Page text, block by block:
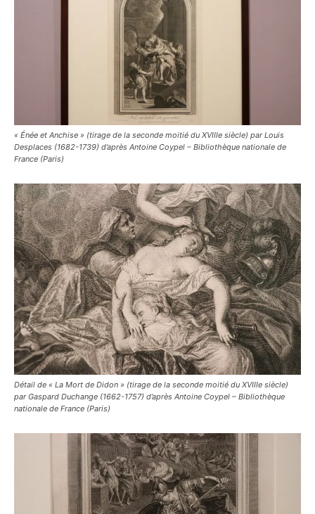
« Énée et Anchise » (tirage de la seconde moitié du XVIIIe siècle) par Louis
Desplaces (1682-1739) d’après Antoine Coypel – Bibliothèque nationale de
France (Paris)
Détail de « La Mort de Didon » (tirage de la seconde moitié du XVIIIe siècle)
par Gaspard Duchange (1662-1757) d’après Antoine Coypel – Bibliothèque
nationale de France (Paris)